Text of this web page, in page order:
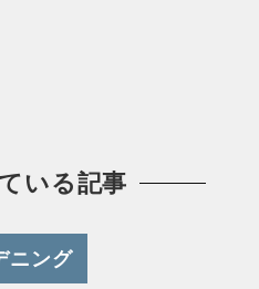
投稿日
いる記事
ニング